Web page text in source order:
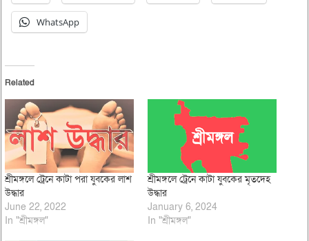
WhatsApp
Related
শ্রীমঙ্গলে ট্রেনে কাটা পরা যুবকের লাশ
উদ্ধার
June 22, 2022
In "শ্রীমঙ্গল"
শ্রীমঙ্গলে ট্রেনে কাটা যুবকের মৃতদেহ
উদ্ধার
January 6, 2024
In "শ্রীমঙ্গল"